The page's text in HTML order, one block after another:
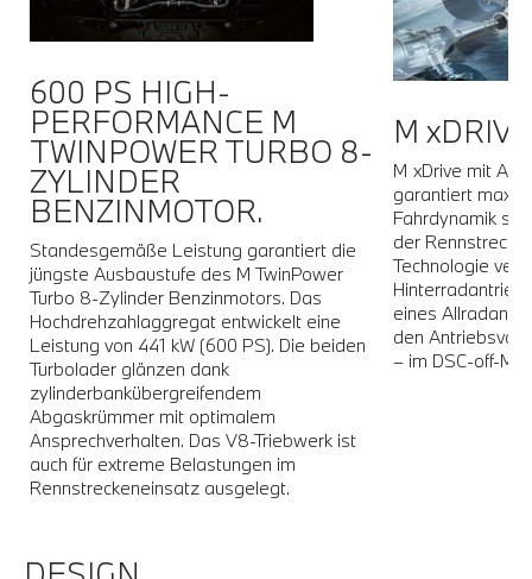
600 PS HIGH-
PERFORMANCE M
TWINPOWER TURBO 8-
ZYLINDER
BENZINMOTOR.
Standesgemäße Leistung garantiert die
jüngste Ausbaustufe des M TwinPower
Turbo 8-Zylinder Benzinmotors. Das
Hochdrehzahlaggregat entwickelt eine
Leistung von 441 kW (600 PS). Die beiden
Turbolader glänzen dank
zylinderbankübergreifendem
Abgaskrümmer mit optimalem
Ansprechverhalten. Das V8-Triebwerk ist
auch für extreme Belastungen im
Rennstreckeneinsatz ausgelegt.
M
M xDrive mit
garantiert
Fahrdynamik
der
Technologie
eines
den
– im DSC-off-